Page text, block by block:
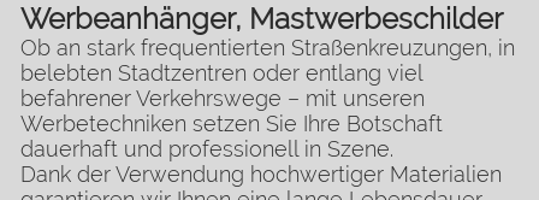
Werbeanhänger, Mastwerbeschilder
Ob an stark frequentierten Straßenkreuzungen, in
belebten Stadtzentren oder entlang viel
befahrener Verkehrswege – mit unseren
Werbetechniken setzen Sie Ihre Botschaft
dauerhaft und professionell in Szene.
Dank der Verwendung hochwertiger Materialien